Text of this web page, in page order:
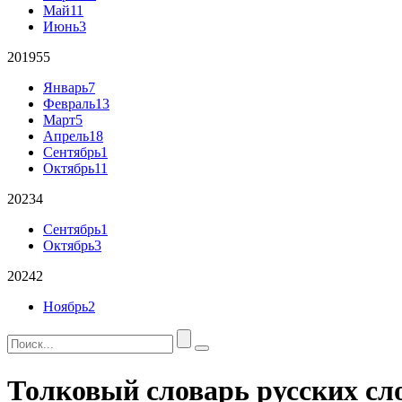
Май11
Июнь3
201955
Январь7
Февраль13
Март5
Апрель18
Сентябрь1
Октябрь11
20234
Сентябрь1
Октябрь3
20242
Ноябрь2
Толковый словарь русских